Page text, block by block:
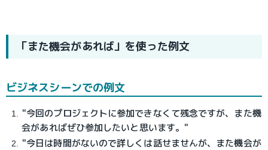
「また機会があれば」を使った例文
ビジネスシーンでの例文
"今回のプロジェクトに参加できなくて残念ですが、また機
会があればぜひ参加したいと思います。"
"今日は時間がないので詳しくは話せませんが、また機会が